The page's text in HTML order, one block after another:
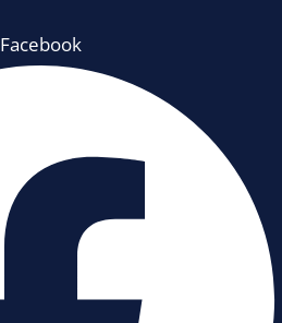
Facebook